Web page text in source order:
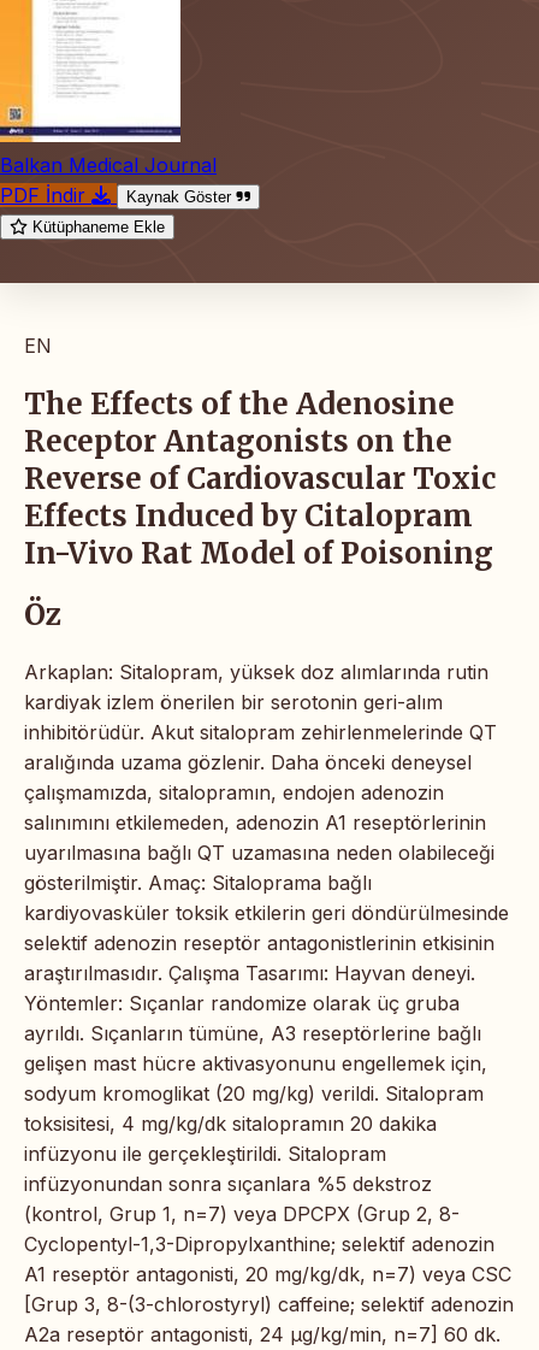
Balkan Medical Journal
PDF İndir
Kaynak Göster
Kütüphaneme Ekle
EN
The Effects of the Adenosine
Receptor Antagonists on the
Reverse of Cardiovascular Toxic
Effects Induced by Citalopram
In-Vivo Rat Model of Poisoning
Öz
Arkaplan: Sitalopram, yüksek doz alımlarında rutin
kardiyak izlem önerilen bir serotonin geri-alım
inhibitörüdür. Akut sitalopram zehirlenmelerinde QT
aralığında uzama gözlenir. Daha önceki deneysel
çalışmamızda, sitalopramın, endojen adenozin
salınımını etkilemeden, adenozin A1 reseptörlerinin
uyarılmasına bağlı QT uzamasına neden olabileceği
gösterilmiştir. Amaç: Sitaloprama bağlı
kardiyovasküler toksik etkilerin geri döndürülmesinde
selektif adenozin reseptör antagonistlerinin etkisinin
araştırılmasıdır. Çalışma Tasarımı: Hayvan deneyi.
Yöntemler: Sıçanlar randomize olarak üç gruba
ayrıldı. Sıçanların tümüne, A3 reseptörlerine bağlı
gelişen mast hücre aktivasyonunu engellemek için,
sodyum kromoglikat (20 mg/kg) verildi. Sitalopram
toksisitesi, 4 mg/kg/dk sitalopramın 20 dakika
infüzyonu ile gerçekleştirildi. Sitalopram
infüzyonundan sonra sıçanlara %5 dekstroz
(kontrol, Grup 1, n=7) veya DPCPX (Grup 2, 8-
Cyclopentyl-1,3-Dipropylxanthine; selektif adenozin
A1 reseptör antagonisti, 20 mg/kg/dk, n=7) veya CSC
[Grup 3, 8-(3-chlorostyryl) caffeine; selektif adenozin
A2a reseptör antagonisti, 24 μg/kg/min, n=7] 60 dk.